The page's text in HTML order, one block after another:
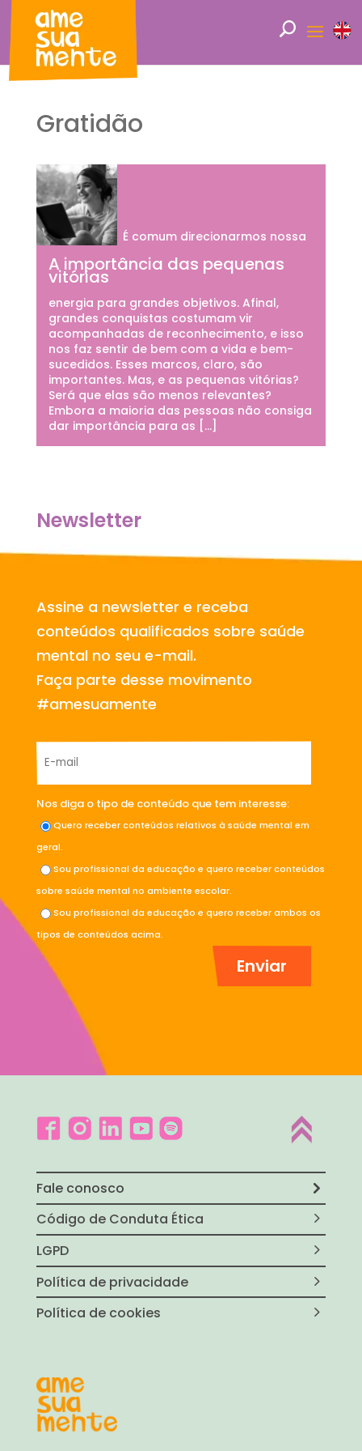
Gratidão
A importância das pequenas
vitórias
É comum direcionarmos nossa
energia para grandes objetivos. Afinal,
grandes conquistas costumam vir
acompanhadas de reconhecimento, e isso
nos faz sentir de bem com a vida e bem-
sucedidos. Esses marcos, claro, são
importantes. Mas, e as pequenas vitórias?
Será que elas são menos relevantes?
Embora a maioria das pessoas não consiga
dar importância para as […]
Newsletter
Assine a newsletter e receba
conteúdos qualificados sobre saúde
mental no seu e-mail.
Faça parte desse movimento
#amesuamente
Nos diga o tipo de conteúdo que tem interesse:
Quero receber conteúdos relativos à saúde mental em
geral.
Sou profissional da educação e quero receber conteúdos
sobre saúde mental no ambiente escolar.
Sou profissional da educação e quero receber ambos os
tipos de conteúdos acima.
Fale conosco
Código de Conduta Ética
LGPD
Política de privacidade
Política de cookies